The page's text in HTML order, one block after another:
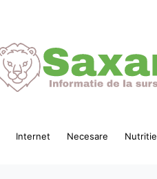
Internet Necesare Nutritie